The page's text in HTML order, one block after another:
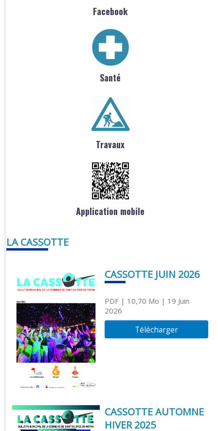
Facebook
Santé
Travaux
Application mobile
LA CASSOTTE
CASSOTTE JUIN 2026
PDF| 10,70 Mo | 19 Juin
2026
Télécharger
CASSOTTE AUTOMNE
HIVER 2025